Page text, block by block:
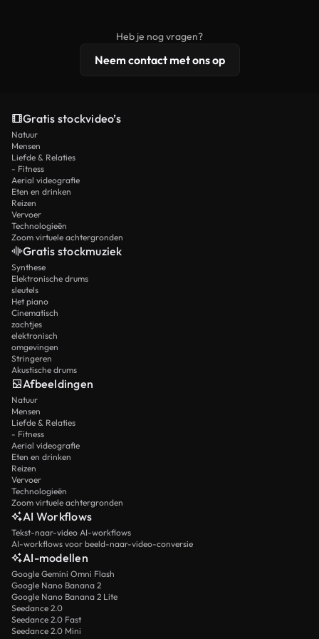
licentiebescherming omvat.
Heb je nog vragen?
Neem contact met ons op
Gratis stockvideo’s
Natuur
Mensen
Liefde & Relaties
- Fitness
Aerial videografie
Eten en drinken
Reizen
Vervoer
Technologieën
Zoom virtuele achtergronden
Gratis stockmuziek
Synthese
Elektronische drums
sleutels
Het piano
Cinematisch
zachtjes
elektronisch
omgevingen
Stringeren
Akustische drums
Afbeeldingen
Natuur
Mensen
Liefde & Relaties
- Fitness
Aerial videografie
Eten en drinken
Reizen
Vervoer
Technologieën
Zoom virtuele achtergronden
AI Workflows
Tekst-naar-video AI-workflows
AI-workflows voor beeld-naar-video-conversie
AI-modellen
Google Gemini Omni Flash
Google Nano Banana 2
Google Nano Banana 2 Lite
Seedance 2.0
Seedance 2.0 Fast
Seedance 2.0 Mini